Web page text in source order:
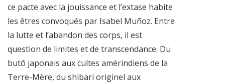
ce pacte avec la jouissance et l’extase habite
les êtres convoqués par Isabel Muñoz. Entre
la lutte et l’abandon des corps, il est
question de limites et de transcendance. Du
butō japonais aux cultes amérindiens de la
Terre-Mère, du shibari originel aux